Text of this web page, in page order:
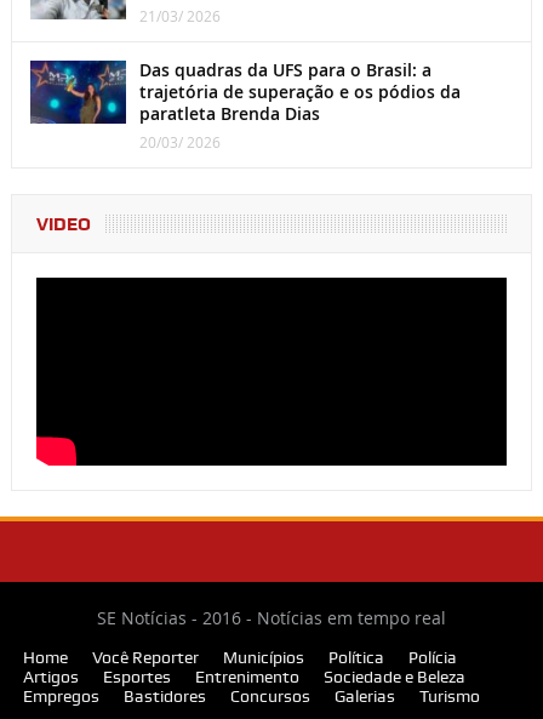
21/03/ 2026
Das quadras da UFS para o Brasil: a
trajetória de superação e os pódios da
paratleta Brenda Dias
20/03/ 2026
VIDEO
SE Notícias - 2016 - Notícias em tempo real
Home Você Reporter Municípios Política
Polícia
Artigos
Esportes Entrenimento
Sociedade e Beleza
Empregos
Bastidores Concursos Galerias Turismo